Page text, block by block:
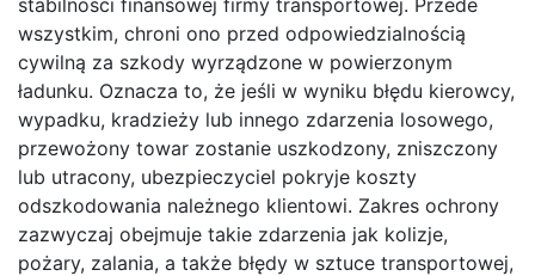
wszystkim, chroni ono przed odpowiedzialnością
cywilną za szkody wyrządzone w powierzonym
ładunku. Oznacza to, że jeśli w wyniku błędu kierowcy,
wypadku, kradzieży lub innego zdarzenia losowego,
przewożony towar zostanie uszkodzony, zniszczony
lub utracony, ubezpieczyciel pokryje koszty
odszkodowania należnego klientowi. Zakres ochrony
zazwyczaj obejmuje takie zdarzenia jak kolizje,
pożary, zalania, a także błędy w sztuce transportowej,